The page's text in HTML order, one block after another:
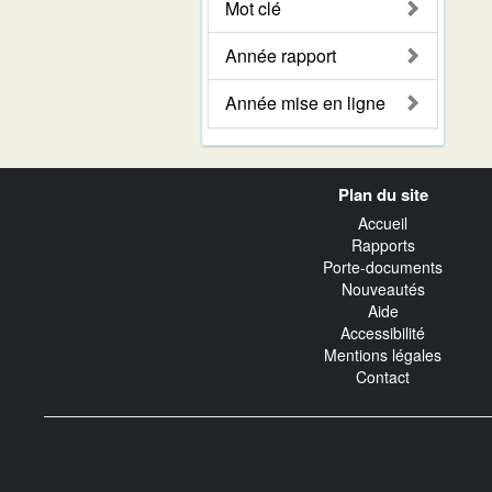
Mot clé
Année rapport
Année mise en ligne
Plan du site
Accueil
Rapports
Porte-documents
Nouveautés
Aide
Accessibilité
Mentions légales
Contact